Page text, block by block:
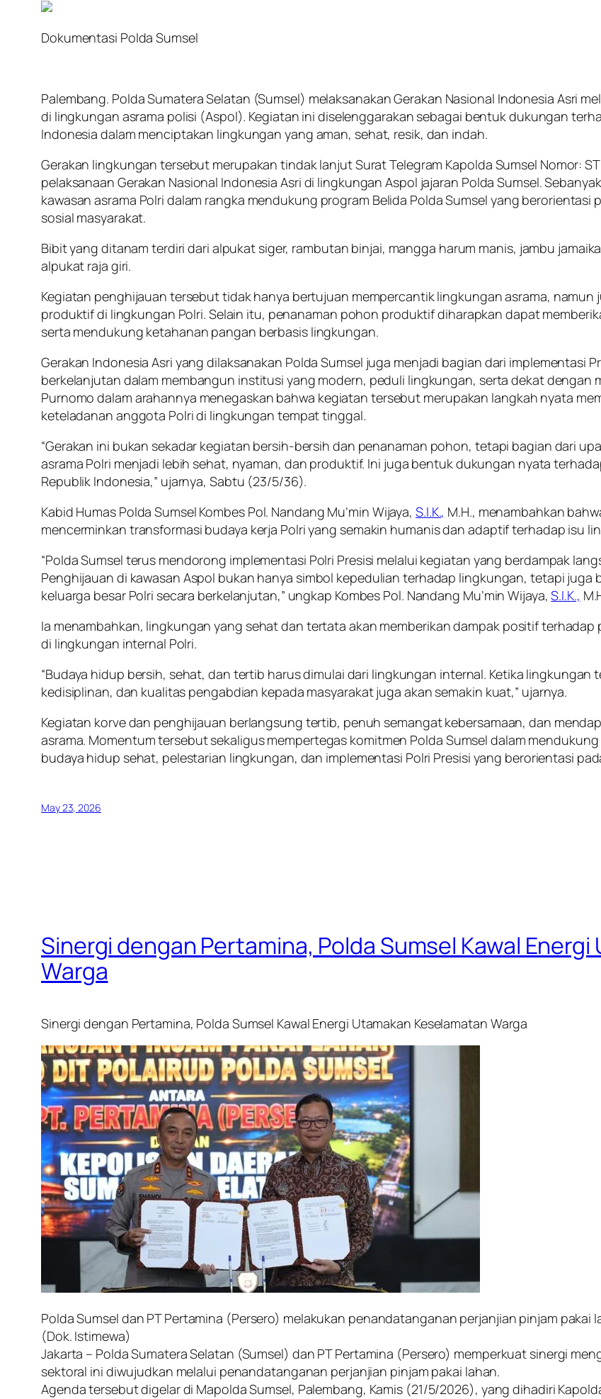
Dokumentasi Polda Sumsel
Palembang. Polda Sumatera Selatan (Sumsel) melaksanakan Gerakan Nasional Indonesia Asri
di lingkungan asrama polisi (Aspol). Kegiatan ini diselenggarakan sebagai bentuk dukungan
Indonesia dalam menciptakan lingkungan yang aman, sehat, resik, dan indah.
Gerakan lingkungan tersebut merupakan tindak lanjut Surat Telegram Kapolda Sumsel Nomor:
pelaksanaan Gerakan Nasional Indonesia Asri di lingkungan Aspol jajaran Polda Sumsel.
kawasan asrama Polri dalam rangka mendukung program Belida Polda Sumsel yang
sosial masyarakat.
Bibit yang ditanam terdiri dari alpukat siger, rambutan binjai, mangga harum manis, jambu
alpukat raja giri.
Kegiatan penghijauan tersebut tidak hanya bertujuan mempercantik lingkungan asrama,
produktif di lingkungan Polri. Selain itu, penanaman pohon produktif diharapkan dapat
serta mendukung ketahanan pangan berbasis lingkungan.
Gerakan Indonesia Asri yang dilaksanakan Polda Sumsel juga menjadi bagian dari implementasi
berkelanjutan dalam membangun institusi yang modern, peduli lingkungan, serta dekat dengan
Purnomo dalam arahannya menegaskan bahwa kegiatan tersebut merupakan langkah nyata
keteladanan anggota Polri di lingkungan tempat tinggal.
“Gerakan ini bukan sekadar kegiatan bersih-bersih dan penanaman pohon, tetapi bagian dari
asrama Polri menjadi lebih sehat, nyaman, dan produktif. Ini juga bentuk dukungan nyata
Republik Indonesia,” ujarnya, Sabtu (23/5/36).
Kabid Humas Polda Sumsel Kombes Pol. Nandang Mu’min Wijaya, S.I.K., M.H., menambahkan
mencerminkan transformasi budaya kerja Polri yang semakin humanis dan adaptif terhadap isu
“Polda Sumsel terus mendorong implementasi Polri Presisi melalui kegiatan yang berdampak
Penghijauan di kawasan Aspol bukan hanya simbol kepedulian terhadap lingkungan, tetapi
keluarga besar Polri secara berkelanjutan,” ungkap Kombes Pol. Nandang Mu’min Wijaya,S.I.K.,
Ia menambahkan, lingkungan yang sehat dan tertata akan memberikan dampak positif
di lingkungan internal Polri.
“Budaya hidup bersih, sehat, dan tertib harus dimulai dari lingkungan internal. Ketika lingkungan
kedisiplinan, dan kualitas pengabdian kepada masyarakat juga akan semakin kuat,” ujarnya.
Kegiatan korve dan penghijauan berlangsung tertib, penuh semangat kebersamaan, dan
asrama. Momentum tersebut sekaligus mempertegas komitmen Polda Sumsel dalam
budaya hidup sehat, pelestarian lingkungan, dan implementasi Polri Presisi yang berorientasi
May 23, 2026
Sinergi dengan Pertamina, Polda Sumsel Kawal
Warga
Sinergi dengan Pertamina, Polda Sumsel Kawal Energi Utamakan Keselamatan Warga
Polda Sumsel dan PT Pertamina (Persero) melakukan penandatanganan perjanjian pinjam pakai
(Dok. Istimewa)
Jakarta – Polda Sumatera Selatan (Sumsel) dan PT Pertamina (Persero) memperkuat sinergi
sektoral ini diwujudkan melalui penandatanganan perjanjian pinjam pakai lahan.
Agenda tersebut digelar di Mapolda Sumsel, Palembang, Kamis (21/5/2026), yang dihadiri